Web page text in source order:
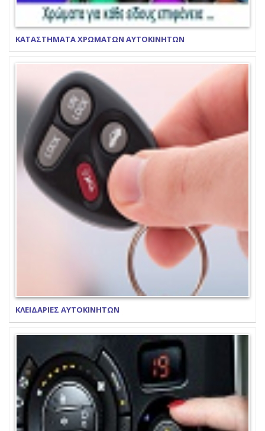
ΚΑΤΑΣΤΗΜΑΤΑ ΧΡΩΜΑΤΩΝ ΑΥΤΟΚΙΝΗΤΩΝ
ΚΛΕΙΔΑΡΙΕΣ ΑΥΤΟΚΙΝΗΤΩΝ